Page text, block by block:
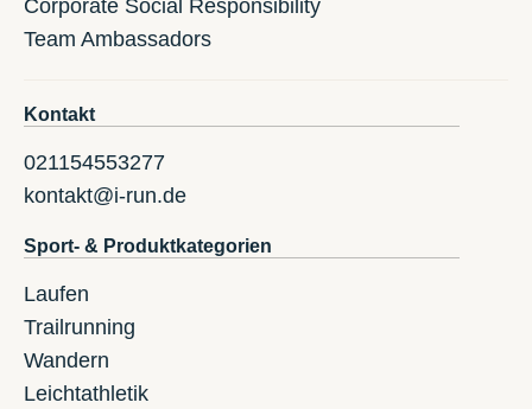
Corporate Social Responsibility
Team Ambassadors
Kontakt
021154553277
kontakt@i-run.de
Sport- & Produktkategorien
Laufen
Trailrunning
Wandern
Leichtathletik